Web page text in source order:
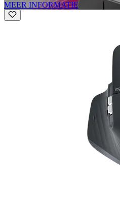
MEER INFORMATIE